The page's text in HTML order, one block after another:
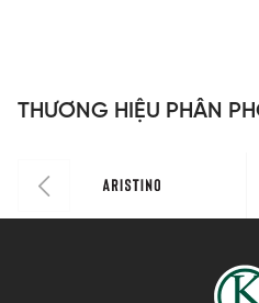
THƯƠNG HIỆU PHÂN